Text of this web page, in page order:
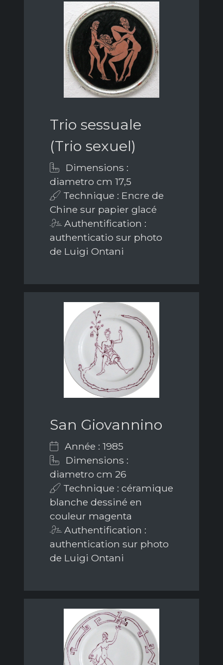
Trio sessuale
(Trio sexuel)
Dimensions :
diametro cm 17,5
Technique : Encre de
Chine sur papier glacé
Authentification :
authenticatio sur photo
de Luigi Ontani
San Giovannino
Année : 1985
Dimensions :
diametro cm 26
Technique : céramique
blanche dessiné en
couleur magenta
Authentification :
authentication sur photo
de Luigi Ontani